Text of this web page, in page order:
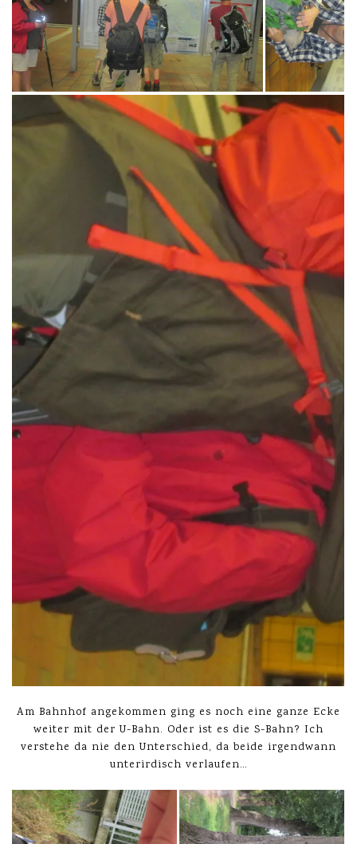
Am Bahnhof angekommen ging es noch eine ganze Ecke
weiter mit der U-Bahn. Oder ist es die S-Bahn? Ich
verstehe da nie den Unterschied, da beide irgendwann
unterirdisch verlaufen…